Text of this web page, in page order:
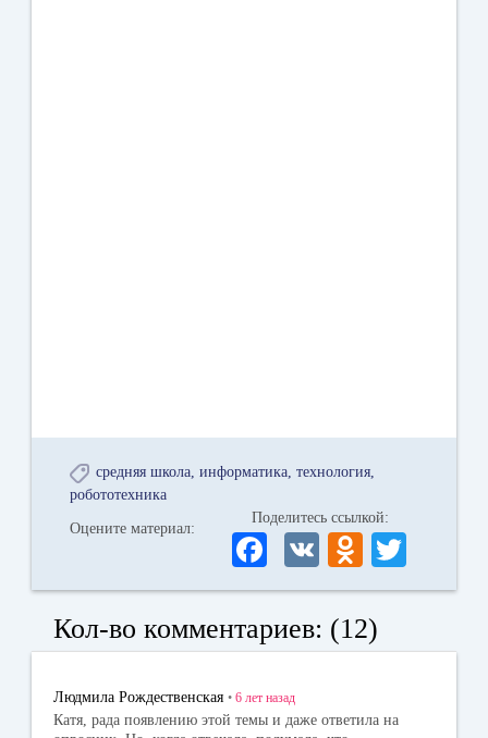
средняя школа информатика технология
робототехника
Оцените материал:
Поделитесь ссылкой:
Fa
ce
bo
ok
V
K
O
dn
ok
la
ni
wi
r
Кол-во комментариев: (12)
Людмила Рождественская • 6 лет назад
Катя, рада появлению этой темы и даже ответила на